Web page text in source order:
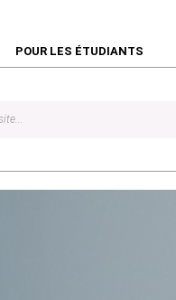
POUR LES ÉTUDIANTS